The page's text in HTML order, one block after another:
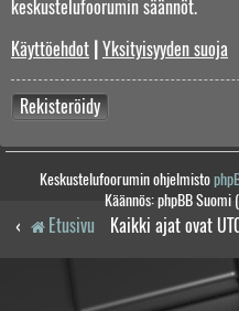
keskustelufoorumin säännöt.
Käyttöehdot Yksityisyyden suoja
Rekisteröidy
Keskustelufoorumin ohjelmisto
Käännös: phpBB
Etusivu Kaikki ajat ovat